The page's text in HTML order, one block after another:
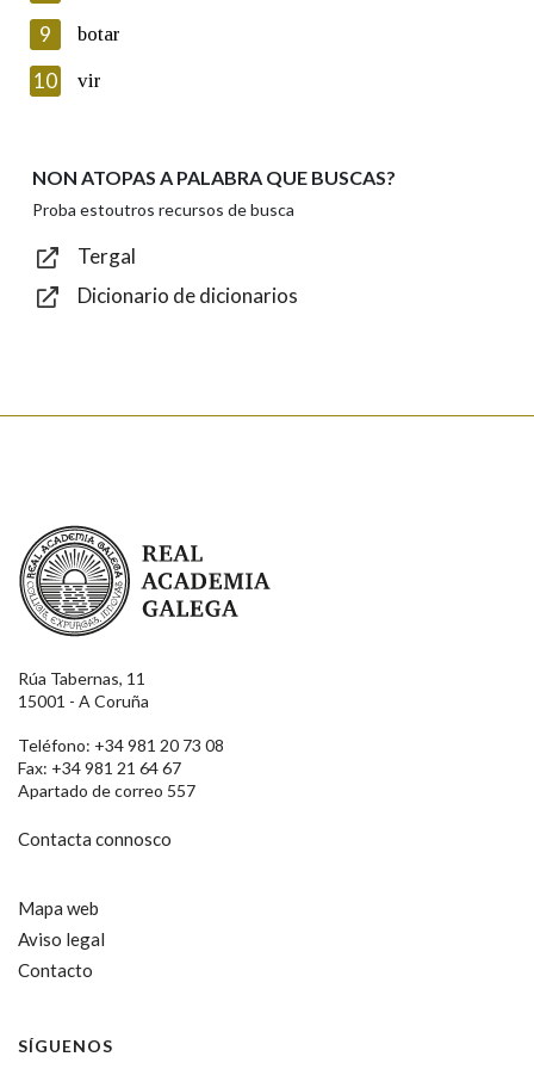
Introduce o código que aparece na imaxe:
Texto de verificación
9 botar
10 vir
NON ATOPAS A PALABRA QUE BUSCAS?
Proba estoutros recursos de busca
Tergal
Dicionario de dicionarios
Real Academia Galega
Rúa Tabernas, 11
15001 - A Coruña
Teléfono: +34 981 20 73 08
Fax: +34 981 21 64 67
Apartado de correo 557
Contacta connosco
Mapa web
Aviso legal
Contacto
SÍGUENOS